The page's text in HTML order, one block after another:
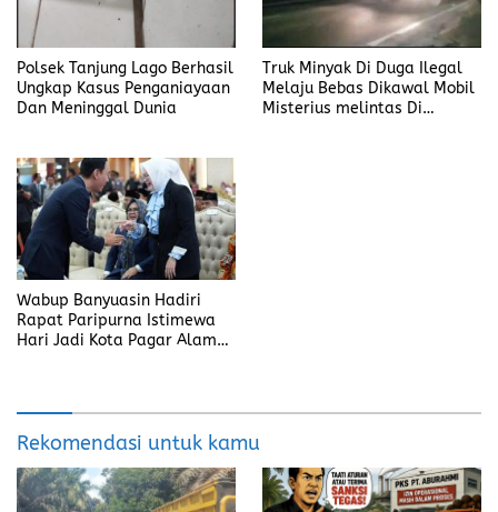
Polsek Tanjung Lago Berhasil
Ungkap Kasus Penganiayaan
Dan Meninggal Dunia
Truk Minyak Di Duga Ilegal
Melaju Bebas Dikawal Mobil
Misterius melintas Di
Wabup Banyuasin Hadiri
Rapat Paripurna Istimewa
Hari Jadi Kota Pagar Alam
Rekomendasi untuk kamu